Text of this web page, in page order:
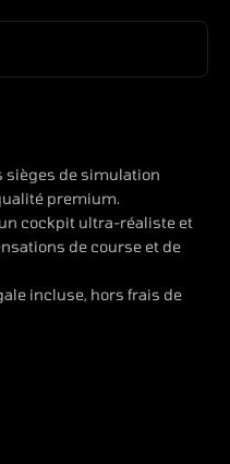
sièges de simulation
premium.
cockpit ultra-réaliste et
de course et de
incluse, hors frais de